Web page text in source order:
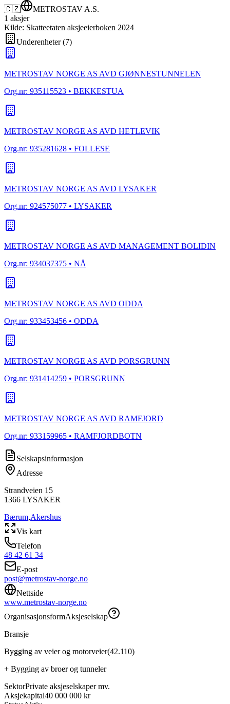
🇨🇿
METROSTAV A.S.
1 aksjer
Kilde: Skatteetaten aksjeeierboken 2024
Underenheter(7)
METROSTAV NORGE AS AVD GJØNNESTUNNELEN
Org.nr: 935115523 • BEKKESTUA
METROSTAV NORGE AS AVD HETLEVIK
Org.nr: 935281628 • FOLLESE
METROSTAV NORGE AS AVD LYSAKER
Org.nr: 924575077 • LYSAKER
METROSTAV NORGE AS AVD MANAGEMENT BOLIDIN
Org.nr: 934037375 • NÅ
METROSTAV NORGE AS AVD ODDA
Org.nr: 933453456 • ODDA
METROSTAV NORGE AS AVD PORSGRUNN
Org.nr: 931414259 • PORSGRUNN
METROSTAV NORGE AS AVD RAMFJORD
Org.nr: 933159965 • RAMFJORDBOTN
Selskapsinformasjon
Adresse
Strandveien 15
1366 LYSAKER
Bærum,Akershus
Vis kart
Telefon
48 42 61 34
E-post
post@metrostav-norge.no
Nettside
www.metrostav-norge.no
OrganisasjonsformAksjeselskap
Bransje
Bygging av veier og motorveier(42.110)
+ Bygging av broer og tunneler
SektorPrivate aksjeselskaper mv.
Aksjekapital40 000 000 kr